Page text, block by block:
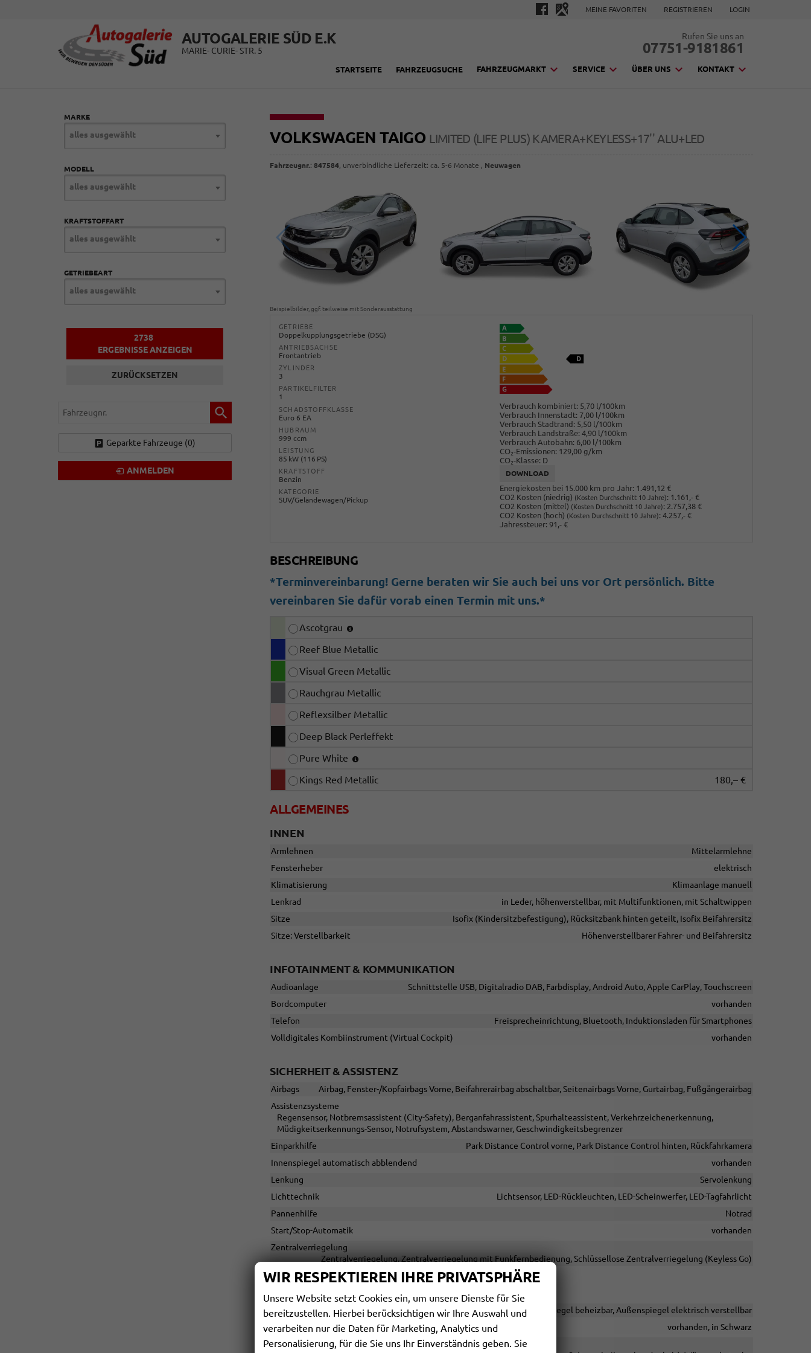
MEINE FAVORITEN REGISTRIEREN LOGIN
AUTOGALERIE SÜD E.K
MARIE- CURIE- STR. 5
Rufen Sie uns an
07751-9181861
STARTSEITE FAHRZEUGSUCHE FAHRZEUGMARKT SERVICE ÜBER UNS KONTAKT
VOLKSWAGEN TAIGO LIMITED (LIFE PLUS) KAMERA+KEYLESS+17'' ALU+LED
Fahrzeugnr.:847584, unverbindliche Lieferzeit: ca. 5-6 Monate , Neuwagen
Beispielbilder, ggf. teilweise mit Sonderausstattung
GETRIEBE
Doppelkupplungsgetriebe (DSG)
ANTRIEBSACHSE
Frontantrieb
ZYLINDER
3
PARTIKELFILTER
1
SCHADSTOFFKLASSE
Euro 6 EA
HUBRAUM
999 ccm
LEISTUNG
85 kW (116 PS)
KRAFTSTOFF
Benzin
KATEGORIE
SUV/Geländewagen/Pickup
Verbrauch kombiniert: 5,70 l/100km
Verbrauch Innenstadt: 7,00 l/100km
Verbrauch Stadtrand: 5,50 l/100km
Verbrauch Landstraße: 4,90 l/100km
Verbrauch Autobahn: 6,00 l/100km
CO2-Emissionen: 129,00 g/km
CO2-Klasse: D
DOWNLOAD
Energiekosten bei 15.000 km pro Jahr: 1.491,12 €
CO2 Kosten (niedrig) (Kosten Durchschnitt 10 Jahre): 1.161,- €
CO2 Kosten (mittel) (Kosten Durchschnitt 10 Jahre): 2.757,38 €
CO2 Kosten (hoch) (Kosten Durchschnitt 10 Jahre): 4.257,- €
Jahressteuer: 91,- €
BESCHREIBUNG
*Terminvereinbarung! Gerne beraten wir Sie auch bei uns vor Ort persönlich. Bitte
vereinbaren Sie dafür vorab einen Termin mit uns.*
Ascotgrau
Reef Blue Metallic
Visual Green Metallic
Rauchgrau Metallic
Reflexsilber Metallic
Deep Black Perleffekt
Pure White
Kings Red Metallic
180,– €
ALLGEMEINES
INNEN
Armlehnen
Mittelarmlehne
Fensterheber
elektrisch
Klimatisierung
Klimaanlage manuell
Lenkrad
in Leder, höhenverstellbar, mit Multifunktionen, mit Schaltwippen
Sitze
Isofix (Kindersitzbefestigung), Rücksitzbank hinten geteilt, Isofix Beifahrersitz
Sitze: Verstellbarkeit
Höhenverstellbarer Fahrer- und Beifahrersitz
INFOTAINMENT & KOMMUNIKATION
Audioanlage
Schnittstelle USB, Digitalradio DAB, Farbdisplay, Android Auto, Apple CarPlay, Touchscreen
Bordcomputer
vorhanden
Telefon
Freisprecheinrichtung, Bluetooth, Induktionsladen für Smartphones
Volldigitales Kombiinstrument (Virtual Cockpit)
vorhanden
SICHERHEIT & ASSISTENZ
Airbags
Airbag, Fenster-/Kopfairbags Vorne, Beifahrerairbag abschaltbar, Seitenairbags Vorne, Gurtairbag, Fußgängerairbag
Assistenzsysteme
Regensensor, Notbremsassistent (City-Safety), Berganfahrassistent, Spurhalteassistent, Verkehrzeichenerkennung,
Müdigkeitserkennungs-Sensor, Notrufsystem, Abstandswarner, Geschwindigkeitsbegrenzer
Einparkhilfe
Park Distance Control vorne, Park Distance Control hinten, Rückfahrkamera
Innenspiegel automatisch abblendend
vorhanden
Lenkung
Servolenkung
Lichttechnik
Lichtsensor, LED-Rückleuchten, LED-Scheinwerfer, LED-Tagfahrlicht
Pannenhilfe
Notrad
Start/Stop-Automatik
vorhanden
Zentralverriegelung
Zentralverriegelung, Zentralverriegelung mit Funkfernbedienung, Schlüssellose Zentralverriegelung (Keyless Go)
AUSSEN
Außenspiegel
Außenspiegel elektrisch anklappbar, Außenspiegel beheizbar, Außenspiegel elektrisch verstellbar
Dachreling
vorhanden, in Schwarz
Scheiben, Verglasung
MARKE
alles ausgewählt
MODELL
alles ausgewählt
KRAFTSTOFFART
alles ausgewählt
GETRIEBEART
alles ausgewählt
2738
ERGEBNISSE ANZEIGEN
ZURÜCKSETZEN
Fahrzeugnr.
Geparkte Fahrzeuge (0)
ANMELDEN
WIR RESPEKTIEREN IHRE PRIVATSPHÄRE
Unsere Website setzt Cookies ein, um unsere Dienste für Sie
bereitzustellen. Hierbei berücksichtigen wir Ihre Auswahl und
verarbeiten nur die Daten für Marketing, Analytics und
Personalisierung, für die Sie uns Ihr Einverständnis geben. Sie